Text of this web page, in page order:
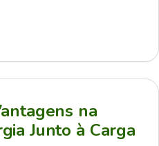
na
Junto à Carga